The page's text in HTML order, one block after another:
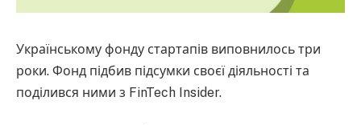
Українському фонду стартапів виповнилось три
роки. Фонд підбив підсумки своєї діяльності та
поділився ними з FinTech Insider.